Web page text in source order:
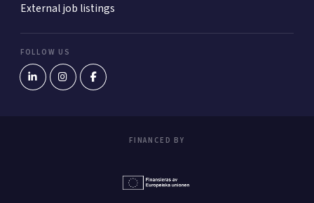
External job listings
FOLLOW US
FINANCED BY